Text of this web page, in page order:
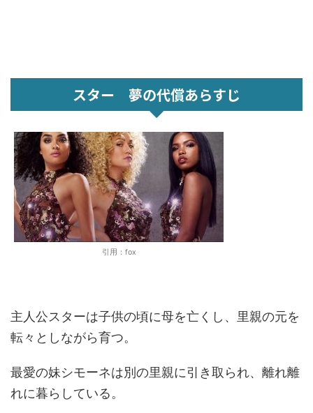
スター 夢の代償あらすじ
引用：fox
主人公スターは子供の頃に母を亡くし、里親の元を
転々としながら育つ。
最愛の妹シモーネは別の里親に引き取られ、離れ離
れに暮らしている。